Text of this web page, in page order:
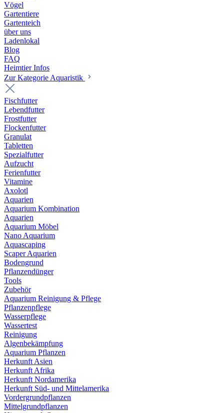
Vögel
Gartentiere
Gartenteich
über uns
Ladenlokal
Blog
FAQ
Heimtier Infos
Zur Kategorie Aquaristik
Fischfutter
Lebendfutter
Frostfutter
Flockenfutter
Granulat
Tabletten
Spezialfutter
Aufzucht
Ferienfutter
Vitamine
Axolotl
Aquarien
Aquarium Kombination
Aquarien
Aquarium Möbel
Nano Aquarium
Aquascaping
Scaper Aquarien
Bodengrund
Pflanzendünger
Tools
Zubehör
Aquarium Reinigung & Pflege
Pflanzenpflege
Wasserpflege
Wassertest
Reinigung
Algenbekämpfung
Aquarium Pflanzen
Herkunft Asien
Herkunft Afrika
Herkunft Nordamerika
Herkunft Süd- und Mittelamerika
Vordergrundpflanzen
Mittelgrundpflanzen